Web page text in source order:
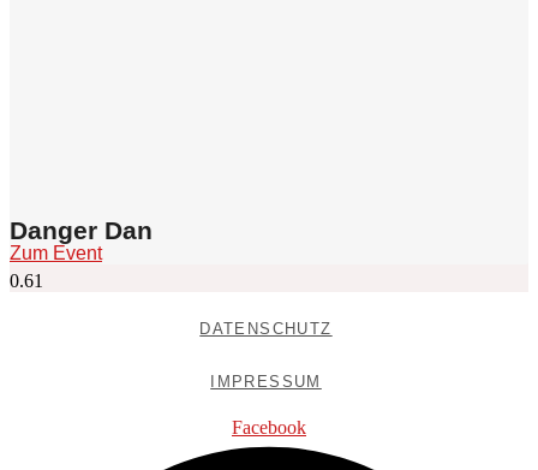
Danger Dan
Zum Event
DATENSCHUTZ
IMPRESSUM
Facebook